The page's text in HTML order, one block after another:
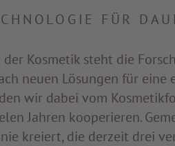
FÜR
Kosmetik steht die
neuen Lösungen für
wir dabei vom
Jahren kooperieren.
kreiert, die derzeit drei